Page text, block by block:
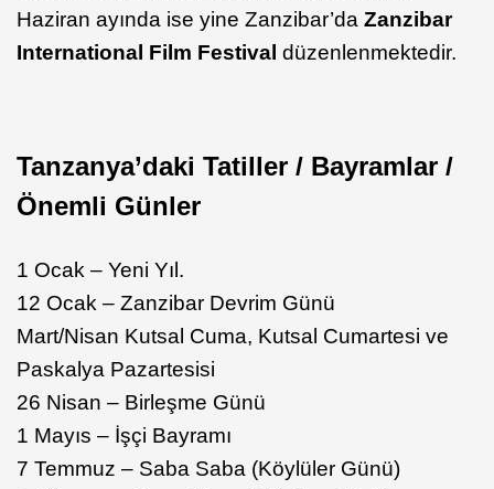
Haziran ayında ise yine Zanzibar’da Zanzibar
International Film Festival düzenlenmektedir.
Tanzanya’daki Tatiller / Bayramlar /
Önemli Günler
1 Ocak – Yeni Yıl.
12 Ocak – Zanzibar Devrim Günü
Mart/Nisan Kutsal Cuma, Kutsal Cumartesi ve
Paskalya Pazartesisi
26 Nisan – Birleşme Günü
1 Mayıs – İşçi Bayramı
7 Temmuz – Saba Saba (Köylüler Günü)